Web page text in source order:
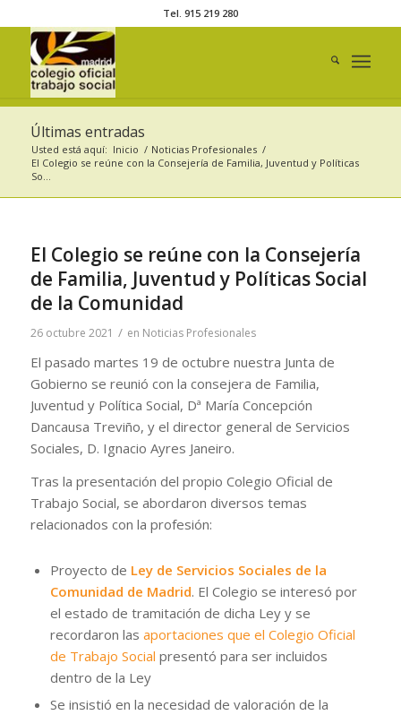
Tel. 915 219 280
Últimas entradas
Usted está aquí: Inicio / Noticias Profesionales /
El Colegio se reúne con la Consejería de Familia, Juventud y Políticas
So...
El Colegio se reúne con la Consejería
de Familia, Juventud y Políticas Social
de la Comunidad
26 octubre 2021 / en Noticias Profesionales
El pasado martes 19 de octubre nuestra Junta de
Gobierno se reunió con la consejera de Familia,
Juventud y Política Social, Dª María Concepción
Dancausa Treviño, y el director general de Servicios
Sociales, D. Ignacio Ayres Janeiro.
Tras la presentación del propio Colegio Oficial de
Trabajo Social, se abordaron diversos temas
relacionados con la profesión:
Proyecto de Ley de Servicios Sociales de la
Comunidad de Madrid. El Colegio se interesó por
el estado de tramitación de dicha Ley y se
recordaron las aportaciones que el Colegio Oficial
de Trabajo Social presentó para ser incluidos
dentro de la Ley
Se insistió en la necesidad de valoración de la